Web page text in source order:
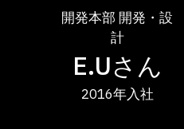
開発本部 加工技術
M.Nさん
2020年入社